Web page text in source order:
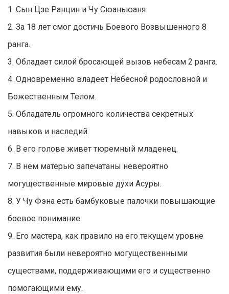
1. Сын Цзе Ранцин и Чу Сюаньюаня.
2. За 18 лет смог достичь Боевого Возвышенного 8
ранга.
3. Обладает силой бросающей вызов небесам 2 ранга.
4. Одновременно владеет Небесной родословной и
Божественным Телом.
5. Обладатель огромного количества секретных
навыков и наследий.
6. В его голове живет тюремный младенец.
7. В нем матерью запечатаны невероятно
могущественные мировые духи Асуры.
8. У Чу Фэна есть бамбуковые палочки повышающие
боевое понимание.
9. Его мастера, как правило на его текущем уровне
развития были невероятно могущественными
существами, поддерживающими его и существенно
помогающими ему.